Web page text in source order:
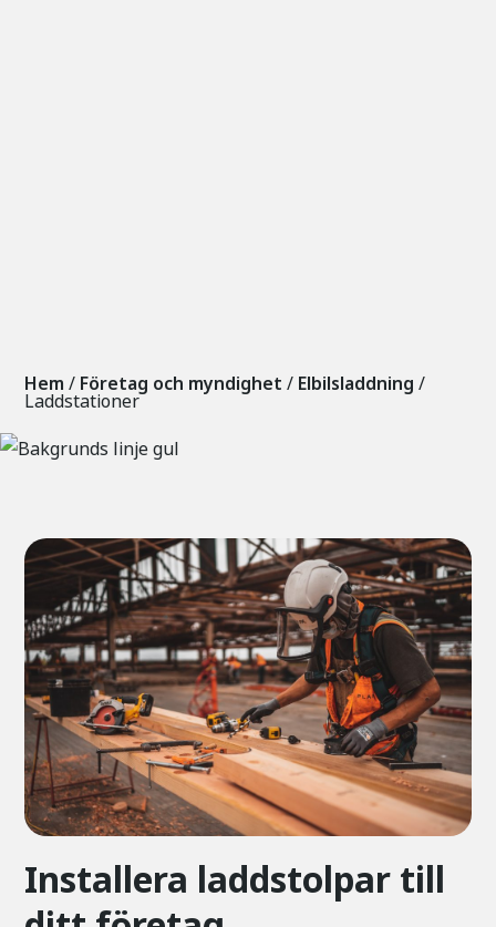
Hem / Företag och myndighet / Elbilsladdning /
Laddstationer
Installera laddstolpar till